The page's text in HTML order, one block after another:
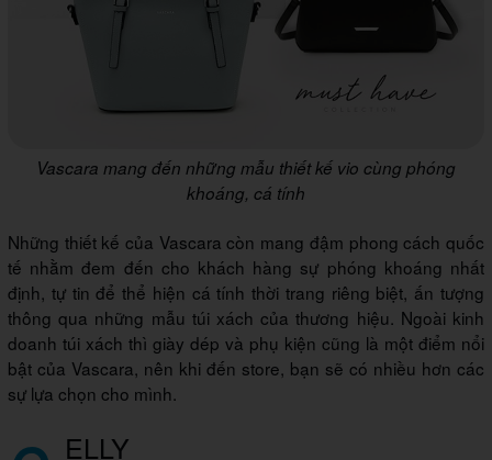
Vascara mang đến những mẫu thiết kế vio cùng phóng
khoáng, cá tính
Những thiết kế của Vascara còn mang đậm phong cách quốc
tế nhằm đem đến cho khách hàng sự phóng khoáng nhất
định, tự tin để thể hiện cá tính thời trang riêng biệt, ấn tượng
thông qua những mẫu túi xách của thương hiệu. Ngoài kinh
doanh túi xách thì giày dép và phụ kiện cũng là một điểm nổi
bật của Vascara, nên khi đến store, bạn sẽ có nhiều hơn các
sự lựa chọn cho mình.
ELLY